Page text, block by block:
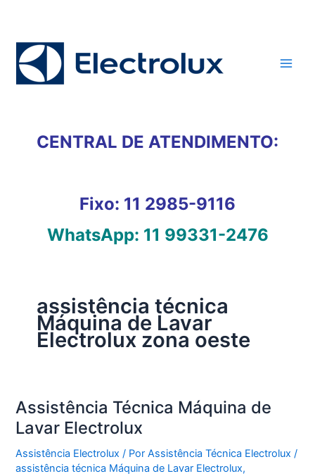
conteúdo
CENTRAL DE ATENDIMENTO:
Fixo: 11 2985-9116
WhatsApp: 11 99331-2476
assistência técnica
Máquina de Lavar
Electrolux zona oeste
Assistência Técnica Máquina de
Lavar Electrolux
Assistência Electrolux / PorAssistência Técnica Electrolux/
assistência técnica Máquina de Lavar Electrolux,